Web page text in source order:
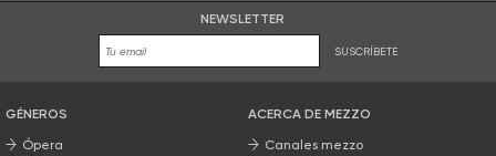
NEWSLETTER
SUSCRÍBETE
GÉNEROS
Ópera
ACERCA DE MEZZO
Canales mezzo